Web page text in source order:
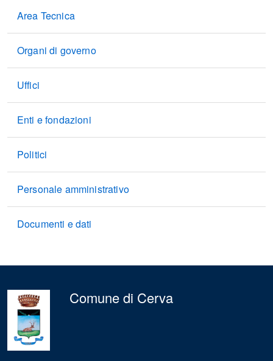
Area Tecnica
Organi di governo
Uffici
Enti e fondazioni
Politici
Personale amministrativo
Documenti e dati
Comune di Cerva